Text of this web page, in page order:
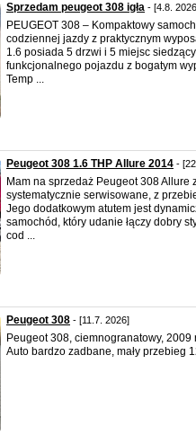
Sprzedam peugeot 308 igła - [4.8.
PEUGEOT 308 – Kompaktowy
codziennej jazdy z praktycznym
1.6 posiada 5 drzwi i 5 miejsc
funkcjonalnego pojazdu z bogatym
Temp ...
Peugeot 308 1.6 THP Allure 2014 -
Mam na sprzedaż Peugeot 308 Allure
systematycznie serwisowane, z
Jego dodatkowym atutem jest
samochód, który udanie łączy dobry
cod ...
Peugeot 308 - [11.7. 2026]
Peugeot 308, ciemnogranatowy,
Auto bardzo zadbane, mały przebieg